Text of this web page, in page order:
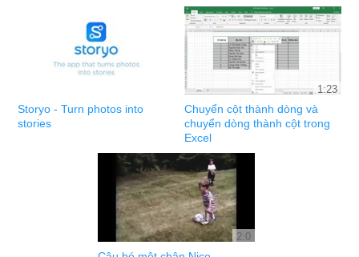
Storyo - Turn photos into
stories
1:23
Chuyển cột thành dòng và
chuyển dòng thành cột trong
Excel
2:0